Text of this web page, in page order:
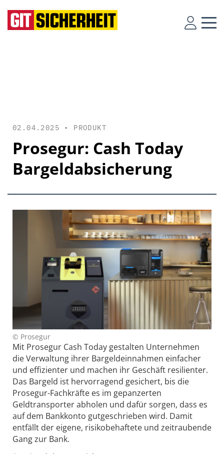
02.04.2025 • PRODUKT
Prosegur: Cash Today
Bargeldabsicherung
© Prosegur
Mit Prosegur Cash Today gestalten Unternehmen
die Verwaltung ihrer Bargeldeinnahmen einfacher
und effizienter und machen ihr Geschäft resilienter.
Das Bargeld ist hervorragend gesichert, bis die
Prosegur-Fachkräfte es im gepanzerten
Geldtransporter abholen und dafür sorgen, dass es
auf dem Bankkonto gutgeschrieben wird. Damit
entfällt der eigene, risikobehaftete und zeitraubende
Gang zur Bank.